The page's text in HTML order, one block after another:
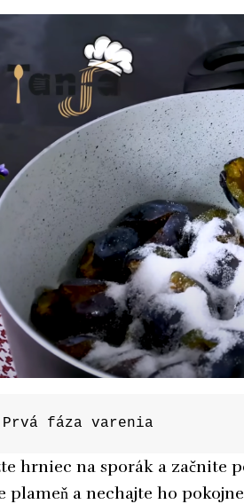
fáza varenia
hrniec na sporák a začnite
plameň a nechajte ho